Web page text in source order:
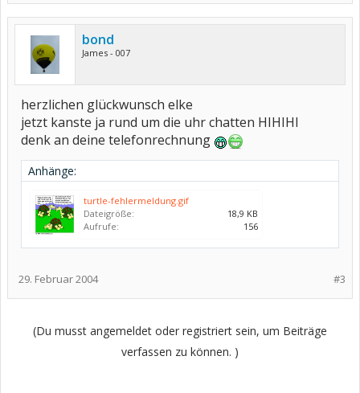
bond
James - 007
herzlichen glückwunsch elke
jetzt kanste ja rund um die uhr chatten HIHIHI
denk an deine telefonrechnung
Anhänge:
turtle-fehlermeldung.gif
Dateigröße:
18,9 KB
Aufrufe:
156
#3
29. Februar 2004
(Du musst angemeldet oder registriert sein, um Beiträge
verfassen zu können. )